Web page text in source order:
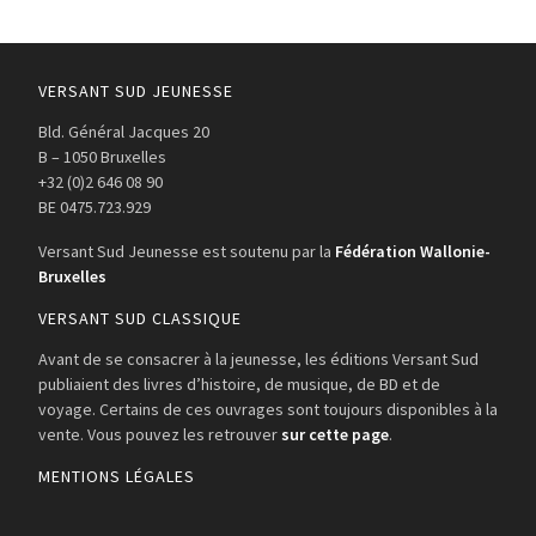
VERSANT SUD JEUNESSE
Bld. Général Jacques 20
B – 1050 Bruxelles
+32 (0)2 646 08 90
BE 0475.723.929
Versant Sud Jeunesse est soutenu par la Fédération Wallonie-
Bruxelles
VERSANT SUD CLASSIQUE
Avant de se consacrer à la jeunesse, les éditions Versant Sud
publiaient des livres d’histoire, de musique, de BD et de
voyage. Certains de ces ouvrages sont toujours disponibles à la
vente. Vous pouvez les retrouver sur cette page.
MENTIONS LÉGALES